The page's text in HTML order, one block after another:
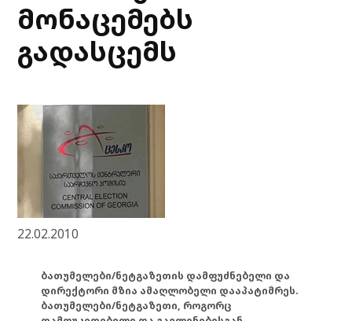
მონაცემებს
გადასცემს
22.02.2010
ბათუმელები/ნეტგაზეთის დამფუძნებელი და
დირექტორი მზია ამაღლობელი დააპატიმრეს.
ბათუმელები/ნეტგაზეთი, როგორც